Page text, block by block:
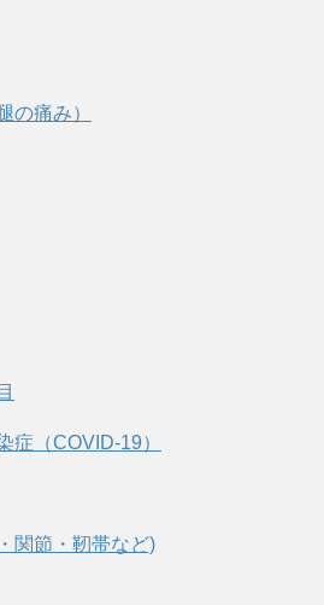
の痛み）
症（COVID‑19）
関節・靭帯など)